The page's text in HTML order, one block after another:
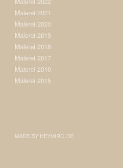
Malerei 2021
Malerei 2020
Malerei 2019
Malerei 2018
Malerei 2017
Malerei 2016
Malerei 2015
MADE BY HEYMIRO.DE